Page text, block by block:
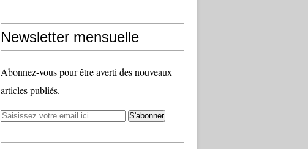
Newsletter mensuelle
Abonnez-vous pour être averti des nouveaux
articles publiés.